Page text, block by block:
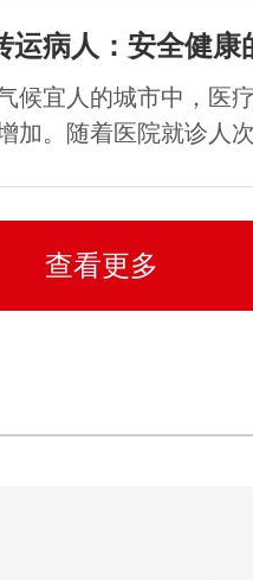
运病人：安全健康
候宜人的城市中，医
加。随着医院就诊人
查看更多